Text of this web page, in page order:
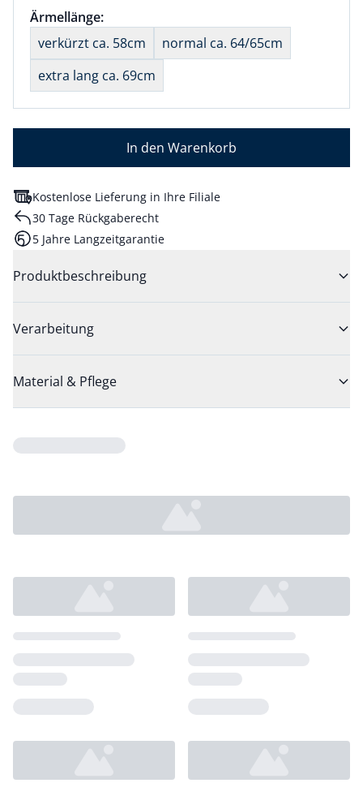
Größenauswahl:
Ärmellänge:nichts ausgewählt
verkürzt ca. 58cm
normal ca. 64/65cm
extra lang ca. 69cm
In den Warenkorb
Kostenlose Lieferung in Ihre Filiale
30 Tage Rückgaberecht
5 Jahre Langzeitgarantie
Produktbeschreibung
Verarbeitung
Material & Pflege